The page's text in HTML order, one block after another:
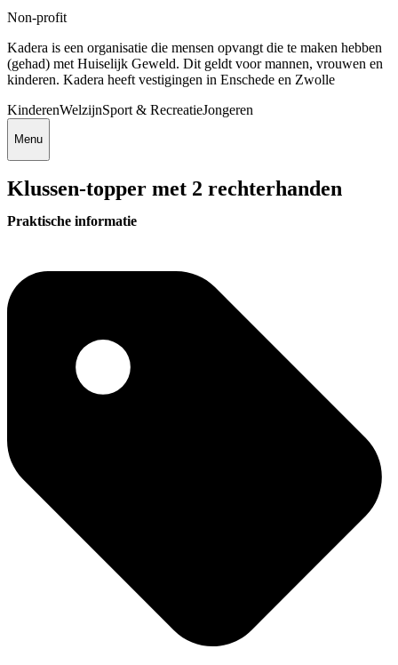
Non-profit
Kadera is een organisatie die mensen opvangt die te maken hebben
(gehad) met Huiselijk Geweld. Dit geldt voor mannen, vrouwen en
kinderen. Kadera heeft vestigingen in Enschede en Zwolle
KinderenWelzijnSport & RecreatieJongeren
Menu
Klussen-topper met 2 rechterhanden
Praktische informatie